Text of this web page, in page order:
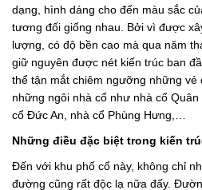
dạng, hình dáng cho đến màu sắc
tương đối giống nhau. Bởi vì được
lượng, có độ bền cao mà qua năm
giữ nguyên được nét kiến trúc ban
thể tận mắt chiêm ngưỡng những vẻ
những ngôi nhà cổ như nhà cổ
cổ Đức An, nhà cổ Phùng Hưng,…
Những điều đặc biệt trong kiến
Đến với khu phố cổ này, không chỉ
đường cũng rất độc lạ nữa đấy.